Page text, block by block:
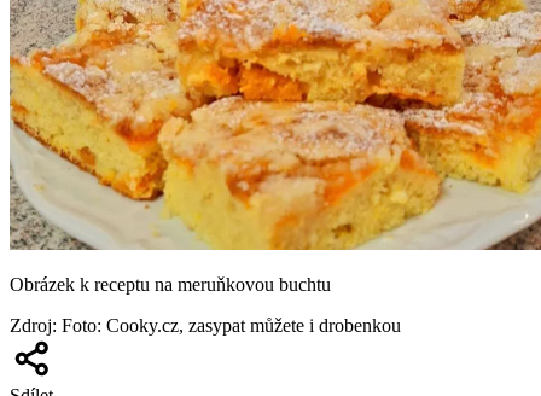
Obrázek k receptu na meruňkovou buchtu
Zdroj: Foto: Cooky.cz, zasypat můžete i drobenkou